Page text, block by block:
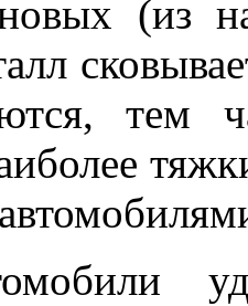
(из